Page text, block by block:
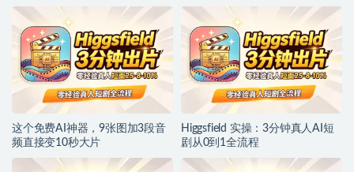
这个免费AI神器，9张图加3段音
频直接变10秒大片
Higgsfield 实操：3分钟真人AI短
剧从0到1全流程